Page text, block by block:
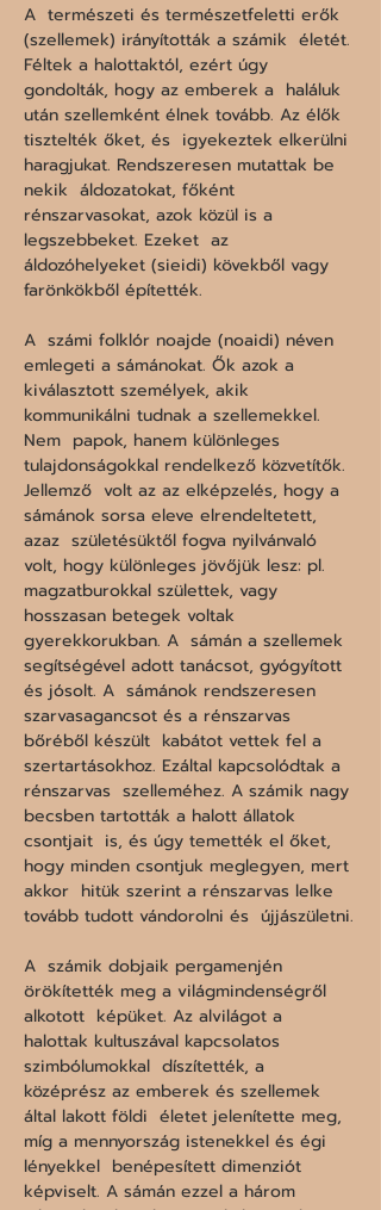
A  természeti és természetfeletti erők
(szellemek) irányították a számik  életét.
Féltek a halottaktól, ezért úgy
gondolták, hogy az emberek a  haláluk
után szellemként élnek tovább. Az élők
tisztelték őket, és  igyekeztek elkerülni
haragjukat. Rendszeresen mutattak be
nekik  áldozatokat, főként
rénszarvasokat, azok közül is a
legszebbeket. Ezeket  az
áldozóhelyeket (sieidi) kövekből vagy
farönkökből építették.
A  számi folklór noajde (noaidi) néven
emlegeti a sámánokat. Ők azok a
kiválasztott személyek, akik
kommunikálni tudnak a szellemekkel.
Nem  papok, hanem különleges
tulajdonságokkal rendelkező közvetítők.
Jellemző  volt az az elképzelés, hogy a
sámánok sorsa eleve elrendeltetett,
azaz  születésüktől fogva nyilvánvaló
volt, hogy különleges jövőjük lesz: pl.
magzatburokkal születtek, vagy
hosszasan betegek voltak
gyerekkorukban. A  sámán a szellemek
segítségével adott tanácsot, gyógyított
és jósolt. A  sámánok rendszeresen
szarvasagancsot és a rénszarvas
bőréből készült  kabátot vettek fel a
szertartásokhoz. Ezáltal kapcsolódtak a
rénszarvas  szelleméhez. A számik nagy
becsben tartották a halott állatok
csontjait  is, és úgy temették el őket,
hogy minden csontjuk meglegyen, mert
akkor  hitük szerint a rénszarvas lelke
tovább tudott vándorolni és  újjászületni.
A  számik dobjaik pergamenjén
örökítették meg a világmindenségről
alkotott  képüket. Az alvilágot a
halottak kultuszával kapcsolatos
szimbólumokkal  díszítették, a
középrész az emberek és szellemek
által lakott földi  életet jelenítette meg,
míg a mennyország istenekkel és égi
lényekkel  benépesített dimenziót
képviselt. A sámán ezzel a három